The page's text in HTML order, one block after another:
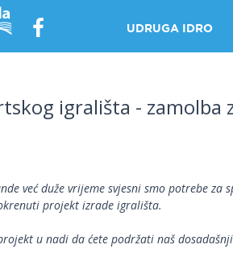
UDRUGA IDRO
UDRUZI
PRIČA
O
igrališta - zamolba
već duže vrijeme svjesni smo potrebe
projekt izrade igrališta.
u nadi da ćete podržati naš